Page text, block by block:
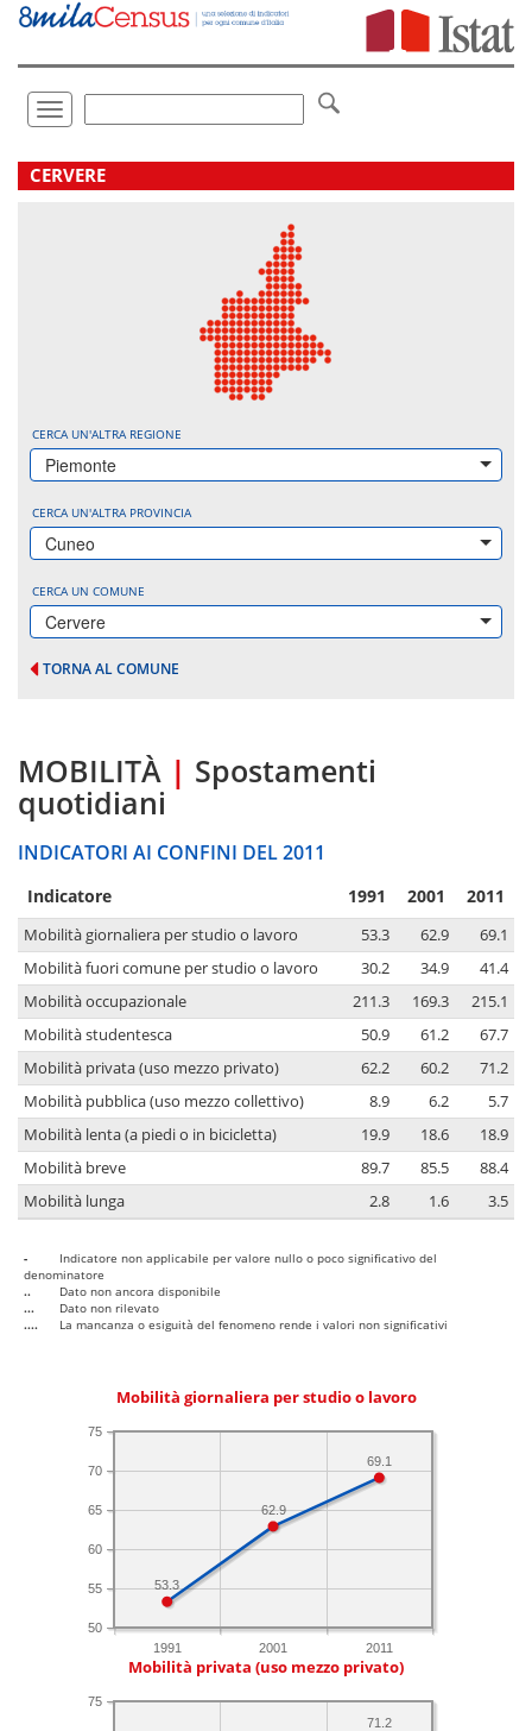
Vai
direttamente
Toggle
navigation
.
CERVERE
CERCA UN'ALTRA REGIONE
Piemonte
CERCA UN'ALTRA PROVINCIA
Cuneo
CERCA UN COMUNE
Cervere
TORNA AL COMUNE
MOBILITÀ | Spostamenti
quotidiani
INDICATORI AI CONFINI DEL 2011
Indicatore 1991 2001 2011
Mobilità giornaliera per studio o lavoro 53.3 62.9
69.1
Mobilità fuori comune per studio o lavoro
30.2 34.9
41.4
Mobilità occupazionale
211.3 169.3
215.1
Mobilità studentesca
50.9 61.2
67.7
Mobilità privata (uso mezzo privato)
62.2 60.2
71.2
Mobilità pubblica (uso mezzo collettivo)
8.9 6.2
5.7
Mobilità lenta (a piedi o in bicicletta)
19.9 18.6
18.9
Mobilità breve
89.7 85.5
88.4
Mobilità lunga
2.8 1.6 3.5
-
Indicatore non applicabile per valore nullo o poco significativo del
denominatore
..
Dato non ancora disponibile
...
Dato non rilevato
....
La mancanza o esiguità del fenomeno rende i valori non significativi
Mobilità giornaliera per studio o lavoro
1991 2001 2011
50
55
60
65
70
75
69.1
62.9
53.3
Mobilità privata (uso mezzo privato)
75
71.2